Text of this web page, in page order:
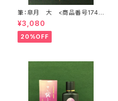
筆：皐月 大 <商品番号1748
>
¥3,080
20%OFF